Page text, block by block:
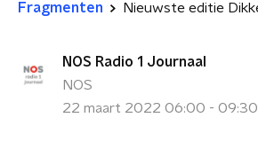
Fragmenten
NOS Radio 1 Journaal
NOS
22 maart 2022 06:00 - 09:30